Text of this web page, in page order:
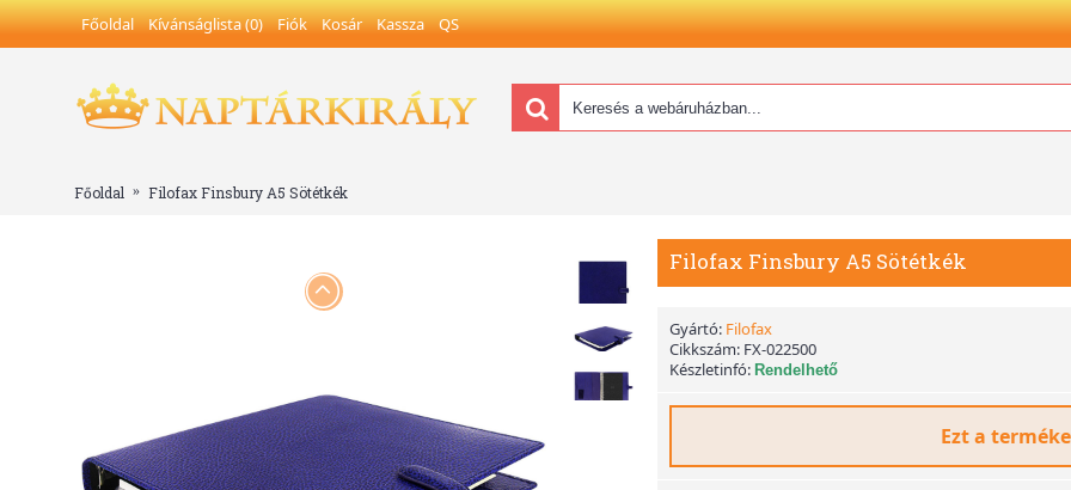
Főoldal Kívánságlista (0) Fiók Kosár Kassza QS
Főoldal Filofax Finsbury A5 Sötétkék
Filofax Finsbury A5 Sötétkék
Gyártó: Filofax
Cikkszám: FX-022500
Készletinfó: Rendelhető
Ezt a